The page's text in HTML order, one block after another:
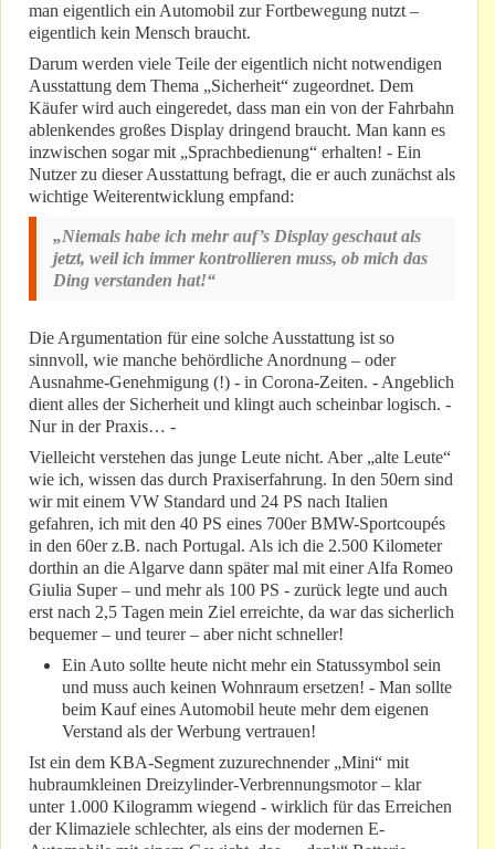
man eigentlich ein Automobil zur Fortbewegung nutzt –
eigentlich kein Mensch braucht.
Darum werden viele Teile der eigentlich nicht notwendigen
Ausstattung dem Thema „Sicherheit“ zugeordnet. Dem
Käufer wird auch eingeredet, dass man ein von der Fahrbahn
ablenkendes großes Display dringend braucht. Man kann es
inzwischen sogar mit „Sprachbedienung“ erhalten! - Ein
Nutzer zu dieser Ausstattung befragt, die er auch zunächst als
wichtige Weiterentwicklung empfand:
„Niemals habe ich mehr auf’s Display geschaut als
jetzt, weil ich immer kontrollieren muss, ob mich das
Ding verstanden hat!“
Die Argumentation für eine solche Ausstattung ist so
sinnvoll, wie manche behördliche Anordnung – oder
Ausnahme-Genehmigung (!) - in Corona-Zeiten. - Angeblich
dient alles der Sicherheit und klingt auch scheinbar logisch. -
Nur in der Praxis… -
Vielleicht verstehen das junge Leute nicht. Aber „alte Leute“
wie ich, wissen das durch Praxiserfahrung. In den 50ern sind
wir mit einem VW Standard und 24 PS nach Italien
gefahren, ich mit den 40 PS eines 700er BMW-Sportcoupés
in den 60er z.B. nach Portugal. Als ich die 2.500 Kilometer
dorthin an die Algarve dann später mal mit einer Alfa Romeo
Giulia Super – und mehr als 100 PS - zurück legte und auch
erst nach 2,5 Tagen mein Ziel erreichte, da war das sicherlich
bequemer – und teurer – aber nicht schneller!
Ein Auto sollte heute nicht mehr ein Statussymbol sein
und muss auch keinen Wohnraum ersetzen! - Man sollte
beim Kauf eines Automobil heute mehr dem eigenen
Verstand als der Werbung vertrauen!
Ist ein dem KBA-Segment zuzurechnender „Mini“ mit
hubraumkleinen Dreizylinder-Verbrennungsmotor – klar
unter 1.000 Kilogramm wiegend - wirklich für das Erreichen
der Klimaziele schlechter, als eins der modernen E-